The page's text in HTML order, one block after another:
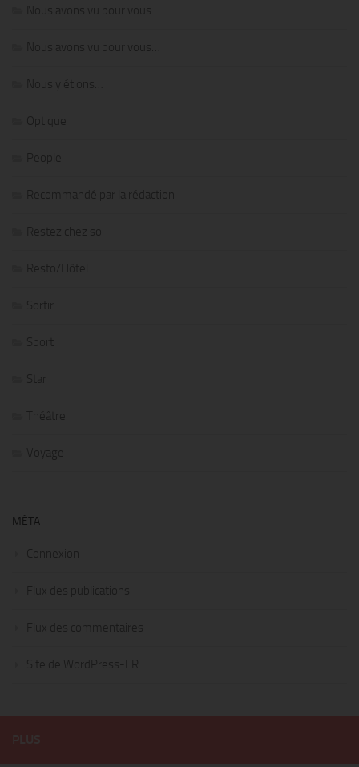
Nous avons vu pour vous…
Nous avons vu pour vous…
Nous y étions…
Optique
People
Recommandé par la rédaction
Restez chez soi
Resto/Hôtel
Sortir
Sport
Star
Théâtre
Voyage
MÉTA
Connexion
Flux des publications
Flux des commentaires
Site de WordPress-FR